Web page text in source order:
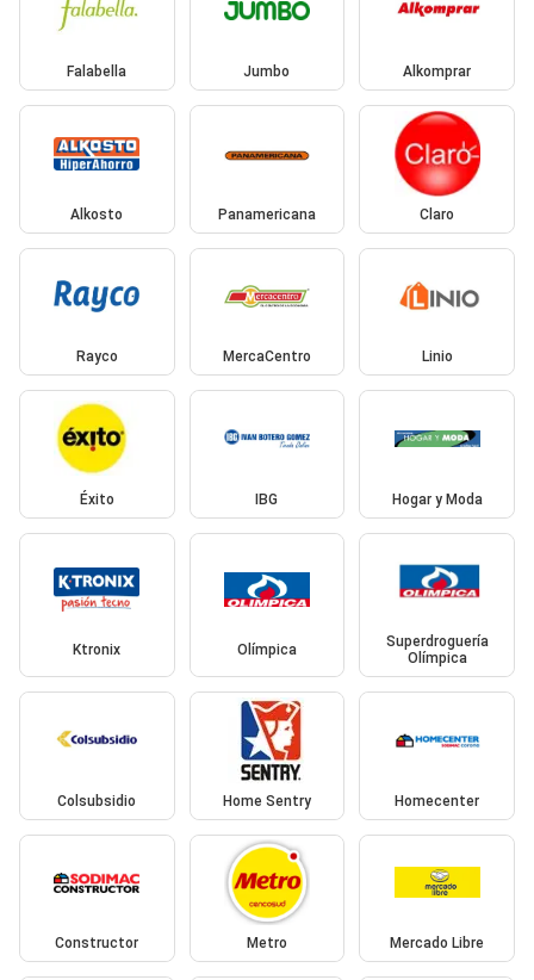
Falabella Jumbo Alkomprar
Alkosto Panamericana Claro
Rayco MercaCentro Linio
Éxito IBG Hogar y Moda
Ktronix Olímpica
Superdroguería
Olímpica
Colsubsidio Home Sentry Homecenter
Constructor Metro Mercado Libre